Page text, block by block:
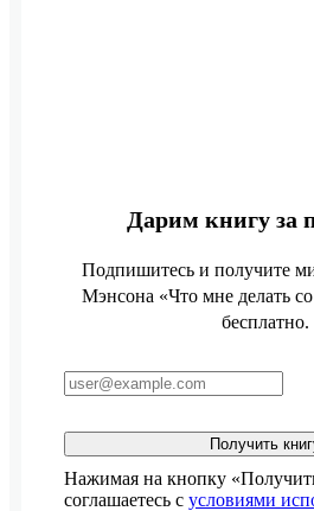
Дарим книгу за
Подпишитесь и получите
Мэнсона «Что мне делать
бесплатно.
Получить
Нажимая на кнопку
соглашаетесь с условиями